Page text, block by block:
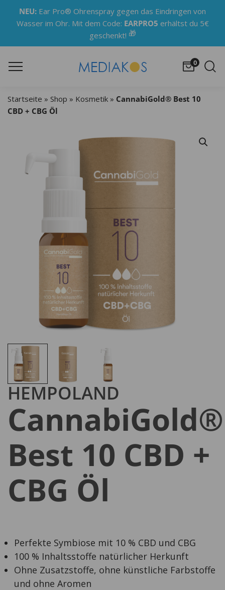
NEU: Ear Pro® Ohrenspray gegen das Eindringen von
Wasser im Ohr. Mit dem Code: EARPRO5 erhältst du 5€
geschenkt! 🎁
0
Startseite » Shop » Kosmetik » CannabiGold® Best 10
CBD + CBG Öl
HEMPOLAND
CannabiGold®
Best 10 CBD +
CBG Öl
Perfekte Symbiose mit 10 % CBD und CBG
100 % Inhaltsstoffe natürlicher Herkunft
Ohne Zusatzstoffe, ohne künstliche Farbstoffe
und ohne Aromen